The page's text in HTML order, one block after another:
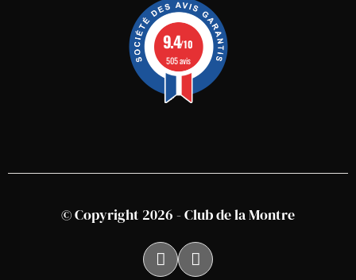
9.4/10
505 avis
© Copyright 2026 - Club de la Montre